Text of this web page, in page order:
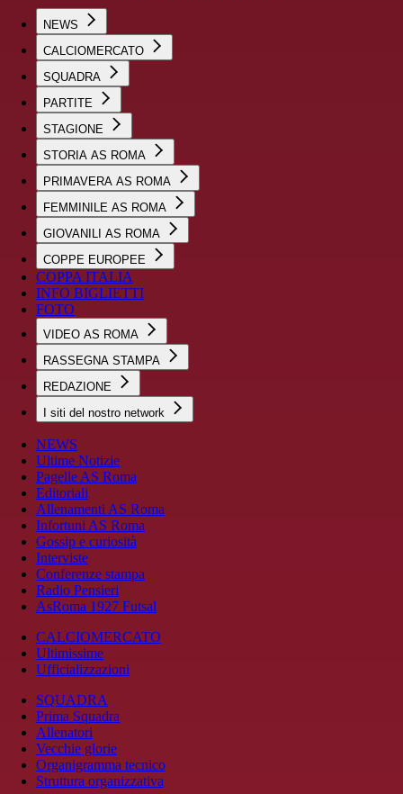
NEWS
CALCIOMERCATO
SQUADRA
PARTITE
STAGIONE
STORIA AS ROMA
PRIMAVERA AS ROMA
FEMMINILE AS ROMA
GIOVANILI AS ROMA
COPPE EUROPEE
COPPA ITALIA
INFO BIGLIETTI
FOTO
VIDEO AS ROMA
RASSEGNA STAMPA
REDAZIONE
I siti del nostro network
NEWS
Ultime Notizie
Pagelle AS Roma
Editoriali
Allenamenti AS Roma
Infortuni AS Roma
Gossip e curiosità
Interviste
Conferenze stampa
Radio Pensieri
AsRoma 1927 Futsal
CALCIOMERCATO
Ultimissime
Ufficializzazioni
SQUADRA
Prima Squadra
Allenatori
Vecchie glorie
Organigramma tecnico
Struttura organizzativa